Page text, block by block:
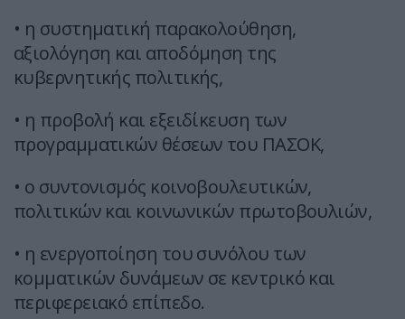
• η συστηματική παρακολούθηση,
αξιολόγηση και αποδόμηση της
κυβερνητικής πολιτικής,
• η προβολή και εξειδίκευση των
προγραμματικών θέσεων του ΠΑΣΟΚ,
• ο συντονισμός κοινοβουλευτικών,
πολιτικών και κοινωνικών πρωτοβουλιών,
• η ενεργοποίηση του συνόλου των
κομματικών δυνάμεων σε κεντρικό και
περιφερειακό επίπεδο.